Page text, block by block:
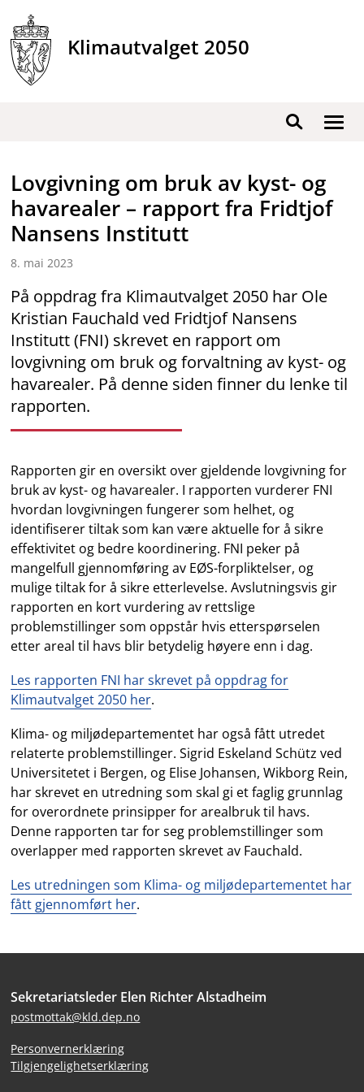
innhold
Klimautvalget 2050
Vis
Søk
Lovgivning om bruk av kyst- og
havarealer – rapport fra Fridtjof
Nansens Institutt
8. mai 2023
På oppdrag fra Klimautvalget 2050 har Ole
Kristian Fauchald ved Fridtjof Nansens
Institutt (FNI) skrevet en rapport om
lovgivning om bruk og forvaltning av kyst- og
havarealer. På denne siden finner du lenke til
rapporten.
Rapporten gir en oversikt over gjeldende lovgivning for
bruk av kyst- og havarealer. I rapporten vurderer FNI
hvordan lovgivningen fungerer som helhet, og
identifiserer tiltak som kan være aktuelle for å sikre
effektivitet og bedre koordinering. FNI peker på
mangelfull gjennomføring av EØS-forpliktelser, og
mulige tiltak for å sikre etterlevelse. Avslutningsvis gir
rapporten en kort vurdering av rettslige
problemstillinger som oppstår hvis etterspørselen
etter areal til havs blir betydelig høyere enn i dag.
Les rapporten FNI har skrevet på oppdrag for
Klimautvalget 2050 her.
Klima- og miljødepartementet har også fått utredet
relaterte problemstillinger. Sigrid Eskeland Schütz ved
Universitetet i Bergen, og Elise Johansen, Wikborg Rein,
har skrevet en utredning som skal gi et faglig grunnlag
for overordnete prinsipper for arealbruk til havs.
Denne rapporten tar for seg problemstillinger som
overlapper med rapporten skrevet av Fauchald.
Les utredningen som Klima- og miljødepartementet har
fått gjennomført her.
Bunntekst
Sekretariatsleder Elen Richter Alstadheim
postmottak@kld.dep.no
Personvernerklæring
Tilgjengelighetserklæring